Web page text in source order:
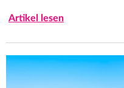
Artikel lesen